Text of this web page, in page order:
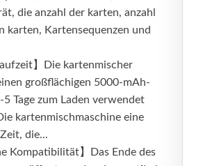
die anzahl der karten, anzahl
karten, Kartensequenzen und
】Die kartenmischer
großflächigen 5000-mAh-
Tage zum Laden verwendet
kartenmischmaschine eine
die...
Kompatibilität】Das Ende des